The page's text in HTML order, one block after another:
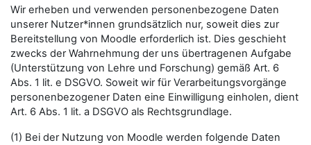
Wir erheben und verwenden personenbezogene Daten
unserer Nutzer*innen grundsätzlich nur, soweit dies zur
Bereitstellung von Moodle erforderlich ist. Dies geschieht
zwecks der Wahrnehmung der uns übertragenen Aufgabe
(Unterstützung von Lehre und Forschung) gemäß Art. 6
Abs. 1 lit. e DSGVO. Soweit wir für Verarbeitungsvorgänge
personenbezogener Daten eine Einwilligung einholen, dient
Art. 6 Abs. 1 lit. a DSGVO als Rechtsgrundlage.
(1) Bei der Nutzung von Moodle werden folgende Daten